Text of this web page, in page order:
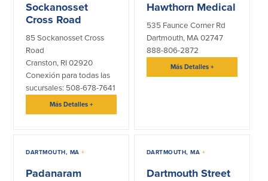
Préstamos comerciales
Oficina de préstamos en Providence
Préstamos y líneas para negocios
Colaboraciones para el desarrollo
de negocios
Portal de pagos en línea
Soluciones para la gestión de
efectivo
iBanking
Tarjeta de débito BusinessCard® de
Sockanosset
Cross Road
85 Sockanosset Cross
Road
Cranston, RI 02920
Conexión para todas las
sucursales: 508-678-7641
Más Detalles+
Hawthorn Medical
535 Faunce Corner Rd
Dartmouth, MA 02747
888-806-2872
Más Detalles +
DARTMOUTH, MA+
Padanaram
DARTMOUTH, MA +
Dartmouth Street